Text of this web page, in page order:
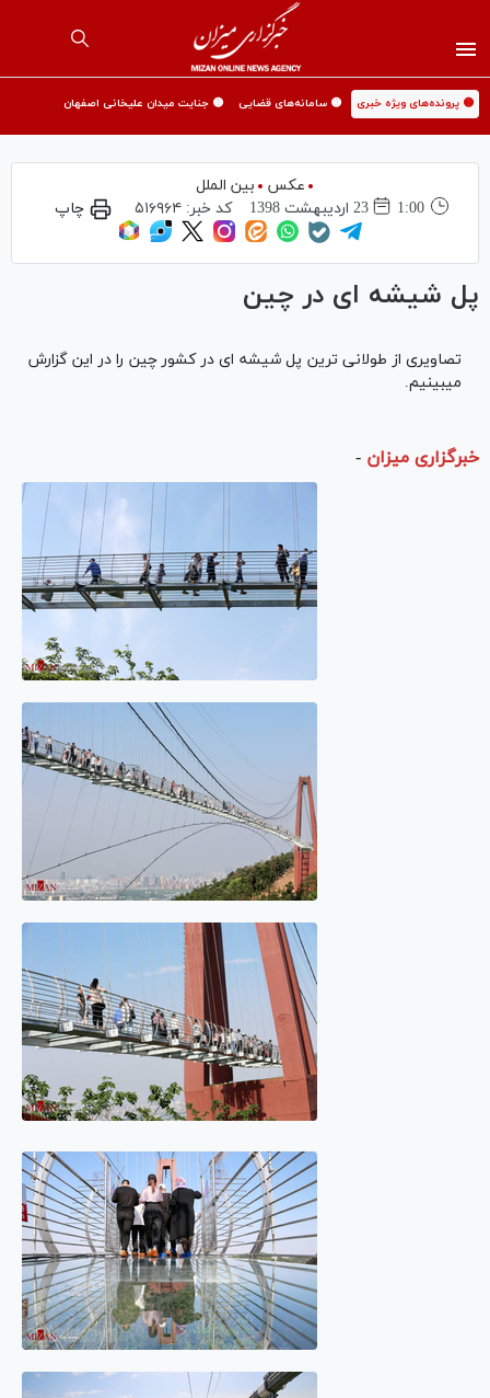
🟡 پرونده‌های ویژه خبری 🟡 سامانه‌های قضایی 🟡 جنایت میدان علیخانی اصفهان
عکس
بین الملل
1:00
23 ارديبهشت 1398 کد خبر: ۵۱۶۹۶۴ چاپ
پل شیشه ای در چین
تصاویری از طولانی ترین پل شیشه ای در کشور چین را در این گزارش
میبینیم.
خبرگزاری میزان -